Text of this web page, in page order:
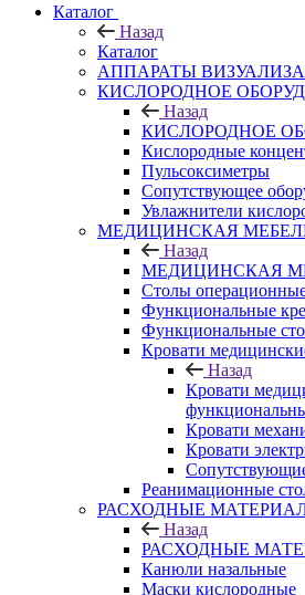
Каталог
Назад
Каталог
АППАРАТЫ
КИСЛОРОДНОЕ
Назад
КИСЛОРОДНОЕ
Кислородные
Пульсоксиметры
Сопутствующее
Увлажнители
МЕДИЦИНСКАЯ
Назад
МЕДИЦИНСКАЯ
Столы
Функциональные
Функциональные
Кровати
Назад
Кровати
Кровати
Кровати
Реанимационные
РАСХОДНЫЕ
Назад
РАСХОДНЫЕ
Канюли назальные
Маски кислородные